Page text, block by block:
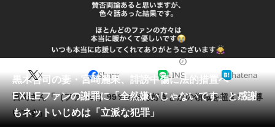
地域
教育・育児
リサーチ
会員記事
メディア
黒木啓司の妻・宮崎麗果、誹謗中傷に法的措置へ
EXILEファンの謝罪に「全然嫌いじゃないです」と感謝
もネットいじめは「立派な犯罪」
X Share LINE hatena
宮崎さん「（ファンの）99％の方は好きとかの領域を超えて、尊
いです」